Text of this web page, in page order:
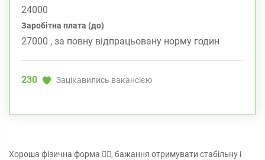
24000
Заробітна плата (до)
27000 , за повну відпрацьовану норму годин
230 Зацікавились вакансією
Хороша фізична форма 🏃‍♂️, бажання отримувати стабільну і